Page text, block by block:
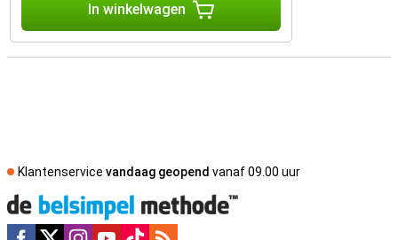
In winkelwagen
Klantenservice vandaag geopend vanaf 09.00 uur
Social media